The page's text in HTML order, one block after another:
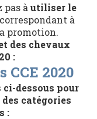
pas à utiliser le
à
promotion.
des chevaux
:
CCE 2020
ci-dessous pour
catégories
: